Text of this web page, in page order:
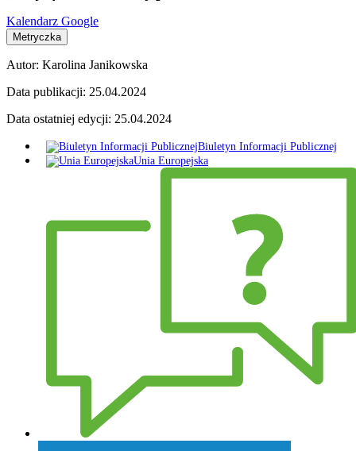
Kalendarz Google
Metryczka
Autor: Karolina Janikowska
Data publikacji: 25.04.2024
Data ostatniej edycji: 25.04.2024
Biuletyn Informacji Publicznej
Unia Europejska